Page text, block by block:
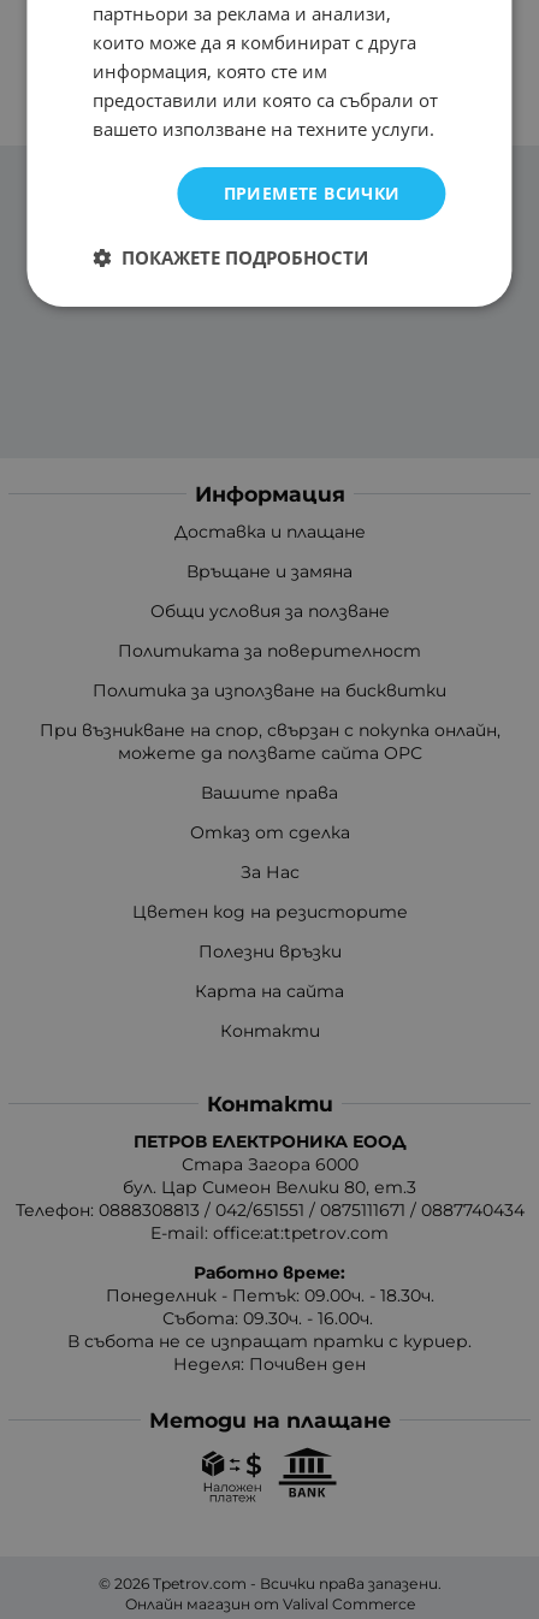
Информация
Доставка и плащане
Връщане и замяна
Общи условия за ползване
Политиката за поверителност
Политика за използване на бисквитки
При възникване на спор, свързан с покупка онлайн,
можете да ползвате сайта ОРС
Вашите права
Отказ от сделка
За Нас
Цветен код на резисторите
Полезни връзки
Карта на сайта
Контакти
Контакти
ПЕТРОВ ЕЛЕКТРОНИКА ЕООД
Стара Загора 6000
бул. Цар Симеон Велики 80, ет.3
Телефон: 0888308813 / 042/651551 / 0875111671 / 0887740434
E-mail: office:at:tpetrov.com
Работно време:
Понеделник - Петък: 09.00ч. - 18.30ч.
Събота: 09.30ч. - 16.00ч.
В събота не се изпращат пратки с куриер.
Неделя: Почивен ден
Методи на плащане
© 2026 Tpetrov.com - Всички права запазени.
Онлайн магазин от Valival Commerce
партньори за реклама и анализи,
които може да я комбинират с друга
информация, която сте им
предоставили или която са събрали от
вашето използване на техните услуги.
ПРИЕМЕТЕ ВСИЧКИ
ПОКАЖЕТЕ ПОДРОБНОСТИ